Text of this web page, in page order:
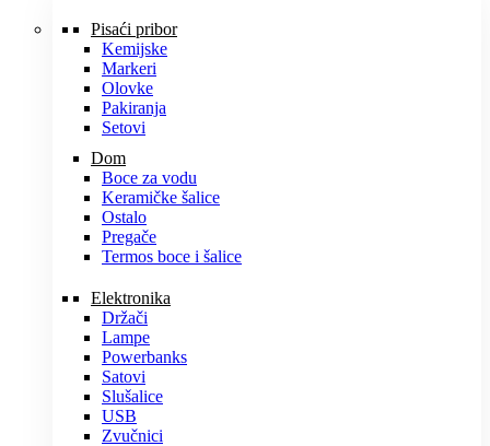
Pisaći pribor
Kemijske
Markeri
Olovke
Pakiranja
Setovi
Dom
Boce za vodu
Keramičke šalice
Ostalo
Pregače
Termos boce i šalice
Elektronika
Držači
Lampe
Powerbanks
Satovi
Slušalice
USB
Zvučnici